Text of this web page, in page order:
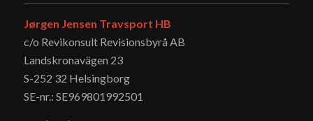
Jørgen Jensen Travsport HB
c/o Revikonsult Revisionsbyrå AB
Landskronavägen 23
S-252 32 Helsingborg
SE-nr.: SE969801992501